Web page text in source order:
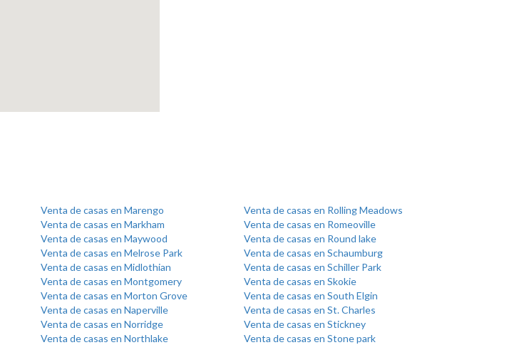
Venta de casas en Marengo
Venta de casas en Markham
Venta de casas en Maywood
Venta de casas en Melrose Park
Venta de casas en Midlothian
Venta de casas en Montgomery
Venta de casas en Morton Grove
Venta de casas en Naperville
Venta de casas en Norridge
Venta de casas en Northlake
Venta de casas en Rolling Meadows
Venta de casas en Romeoville
Venta de casas en Round lake
Venta de casas en Schaumburg
Venta de casas en Schiller Park
Venta de casas en Skokie
Venta de casas en South Elgin
Venta de casas en St. Charles
Venta de casas en Stickney
Venta de casas en Stone park